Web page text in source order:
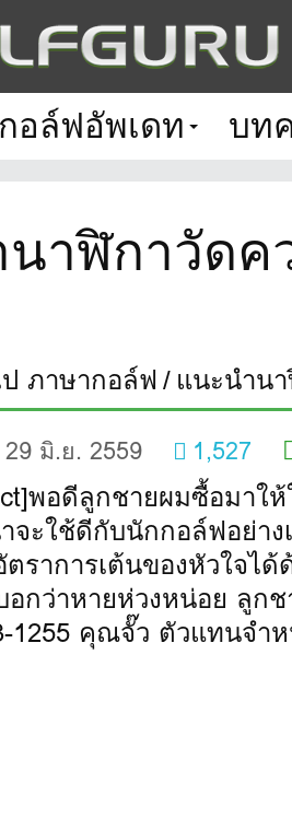
อล์ฟอัพเดท บท
าฬิกาวัด
ภาษากอล์ฟ แนะนำน
29 มิ.ย. 2559 1,527
พอดีลูกชายผมซื้อมา
จะใช้ดีกับนักกอล์ฟอย่า
ราการเต้นของหัวใจไ
กว่าหายห่วงหน่อย ลูก
1255 คุณจั๊ว ตัวแทนจำ